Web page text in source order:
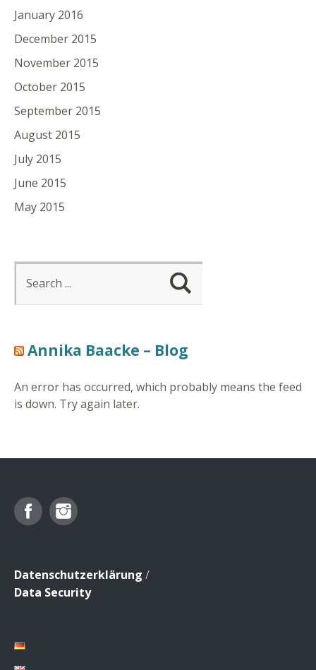
January 2016
December 2015
November 2015
October 2015
September 2015
August 2015
July 2015
June 2015
May 2015
Annika Baacke – Blog
An error has occurred, which probably means the feed
is down. Try again later.
Facebook
Datenschutzerklärung /
Data Security